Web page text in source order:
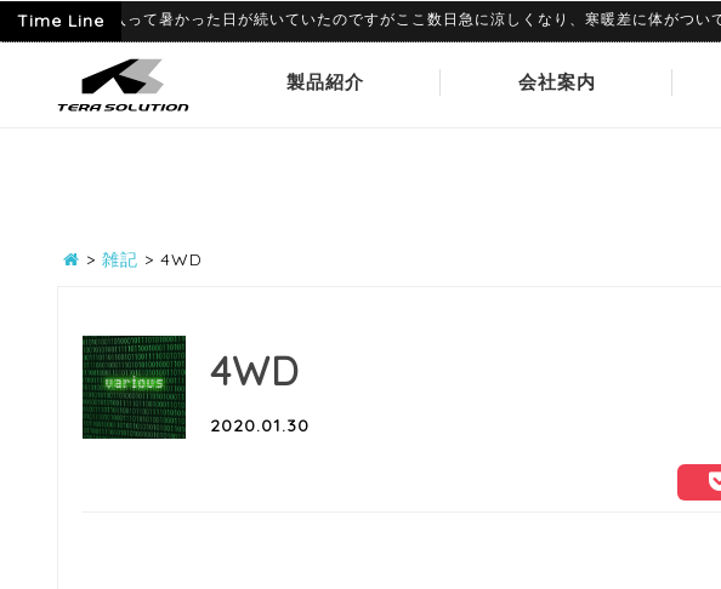
Time Line
09 6月に入って暑かった日が続いていたのですがここ数日急に涼しくなり、寒暖差に体がついてい
製品紹介 会社案内
> 雑記 > 4WD
4WD
2020.01.30